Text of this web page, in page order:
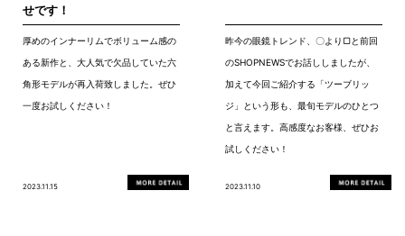
せです！
厚めのインナーリムでボリューム感の
ある新作と、大人気で欠品していた六
角形モデルが再入荷致しました。ぜひ
一度お試しください！
2023.11.15
昨今の眼鏡トレンド、〇より▢と前回
のSHOPNEWSでお話ししましたが、
加えて今回ご紹介する「ツーブリッ
ジ」という形も、最旬モデルのひとつ
と言えます。高感度なお客様、ぜひお
試しください！
2023.11.10